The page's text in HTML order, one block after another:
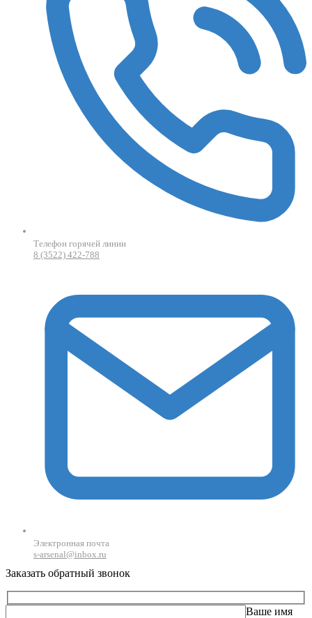
Телефон горячей линии
8 (3522) 422-788
Электронная почта
s-arsenal@inbox.ru
Заказать обратный звонок
Ваше имя